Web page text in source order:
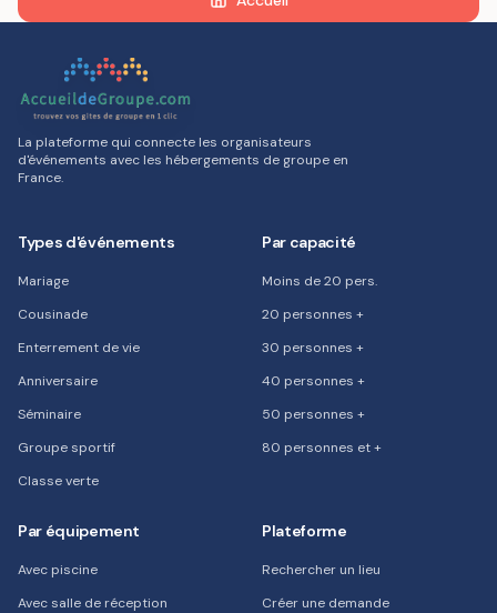
La plateforme qui connecte les organisateurs
d'événements avec les hébergements de groupe en
France.
Types d'événements
Mariage
Cousinade
Enterrement de vie
Anniversaire
Séminaire
Groupe sportif
Classe verte
Par capacité
Moins de 20 pers.
20 personnes +
30 personnes +
40 personnes +
50 personnes +
80 personnes et +
Par équipement
Avec piscine
Avec salle de réception
Plateforme
Rechercher un lieu
Créer une demande